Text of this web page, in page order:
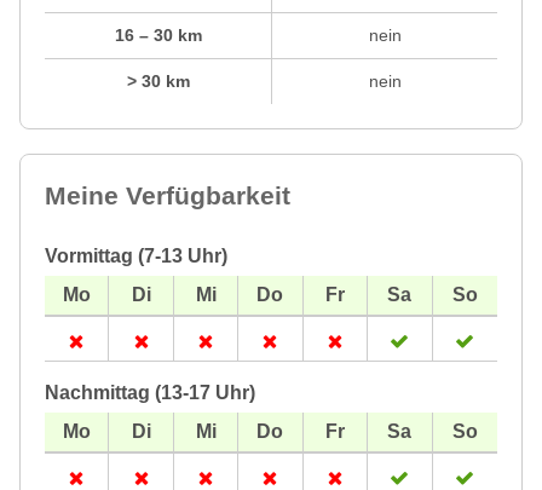
16 – 30 km
> 30 km
nein
nein
Meine Verfügbarkeit
Vormittag (7-13 Uhr)
Nachmittag (13-17 Uhr)